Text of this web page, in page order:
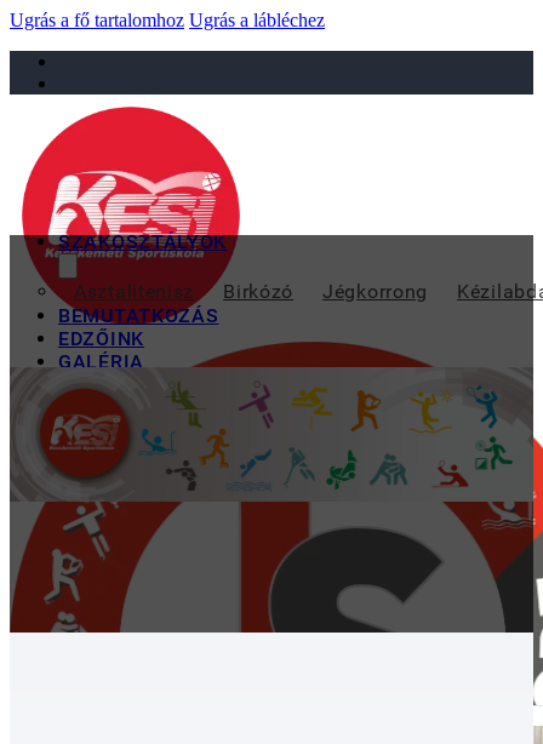
Ugrás a fő tartalomhoz Ugrás a lábléchez
sportiskola@juniorsportkft.hu
SZAKOSZTÁLYOK
Asztalitenisz Birkózó Jégkorrong
BEMUTATKOZÁS
EDZŐINK
GALÉRIA
TAO
KAPCSOLAT